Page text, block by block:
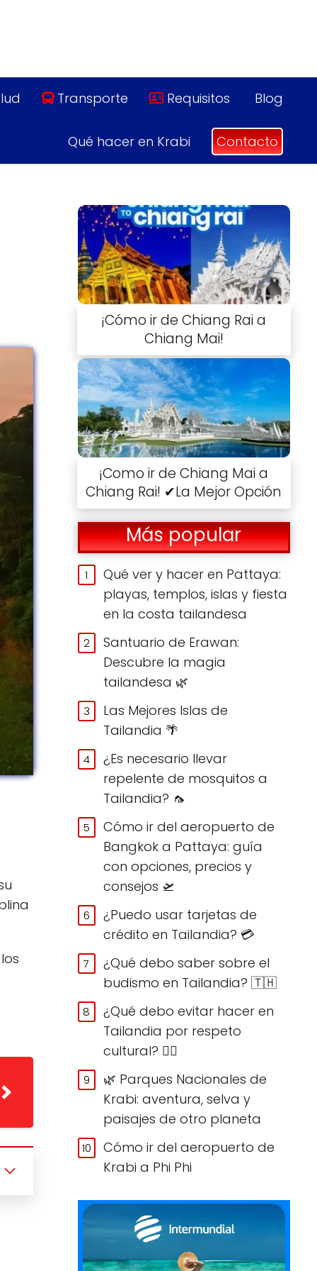
Transporte Requisitos Blog
Qué hacer en Krabi Contacto
¡Cómo ir de Chiang Rai a
Chiang Mai!
¡Como ir de Chiang Mai a
Chiang Rai! ✔La Mejor Opción
Más popular
Qué ver y hacer en Pattaya:
playas, templos, islas y fiesta
en la costa tailandesa
Santuario de Erawan:
Descubre la magia
tailandesa 🌿
Las Mejores Islas de
Tailandia 🌴
¿Es necesario llevar
repelente de mosquitos a
Tailandia? 🦟
Cómo ir del aeropuerto de
Bangkok a Pattaya: guía
con opciones, precios y
consejos 🛫
¿Puedo usar tarjetas de
crédito en Tailandia? 💳
¿Qué debo saber sobre el
budismo en Tailandia? 🇹🇭
¿Qué debo evitar hacer en
Tailandia por respeto
cultural? 🙅‍♀️
🌿 Parques Nacionales de
Krabi: aventura, selva y
paisajes de otro planeta
Cómo ir del aeropuerto de
Krabi a Phi Phi